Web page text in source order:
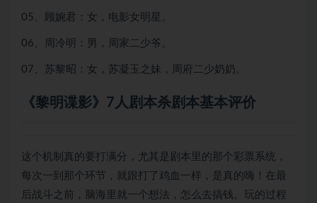
05、顾婉君：女，电影女明星。
06、周冷明：男，周家二少爷。
07、苏黎昭：女，苏凝玉之妹，周府二少奶奶。
《黎明谍影》7人剧本杀剧本基本评价
这个机制真的要打满分，尤其是剧本里的那个彩票系统，
每次一到那个环节，就跟打了鸡血一样，是真的嗨！在最
后战斗之前，脑海里就一个想法，怎么去搞钱。玩的过程